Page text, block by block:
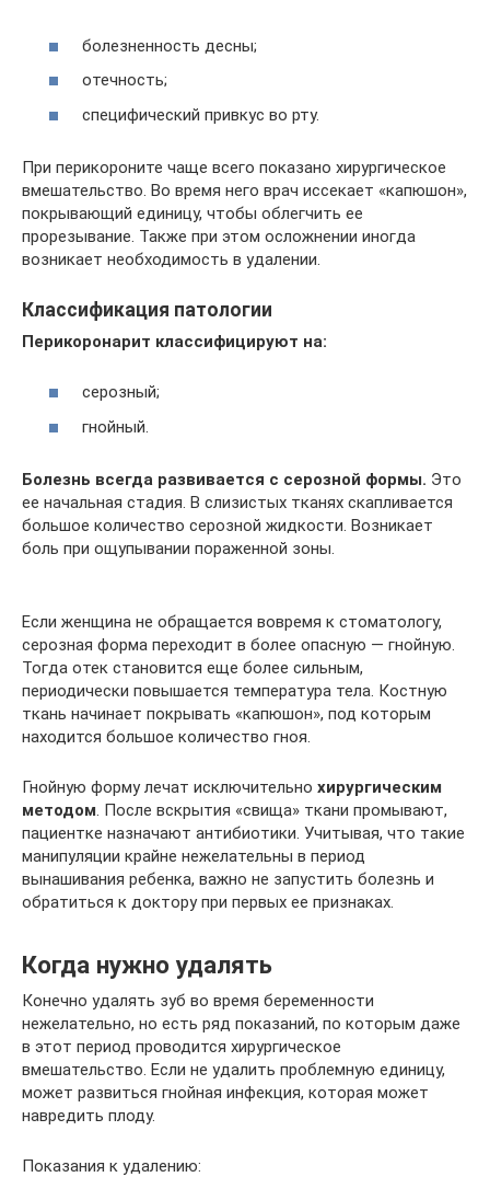
болезненность десны;
отечность;
специфический привкус во рту.
При перикороните чаще всего показано хирургическое
вмешательство. Во время него врач иссекает «капюшон»,
покрывающий единицу, чтобы облегчить ее
прорезывание. Также при этом осложнении иногда
возникает необходимость в удалении.
Классификация патологии
Перикоронарит классифицируют на:
серозный;
гнойный.
Болезнь всегда развивается с серозной формы. Это
ее начальная стадия. В слизистых тканях скапливается
большое количество серозной жидкости. Возникает
боль при ощупывании пораженной зоны.
Если женщина не обращается вовремя к стоматологу,
серозная форма переходит в более опасную — гнойную.
Тогда отек становится еще более сильным,
периодически повышается температура тела. Костную
ткань начинает покрывать «капюшон», под которым
находится большое количество гноя.
Гнойную форму лечат исключительно хирургическим
методом. После вскрытия «свища» ткани промывают,
пациентке назначают антибиотики. Учитывая, что такие
манипуляции крайне нежелательны в период
вынашивания ребенка, важно не запустить болезнь и
обратиться к доктору при первых ее признаках.
Когда нужно удалять
Конечно удалять зуб во время беременности
нежелательно, но есть ряд показаний, по которым даже
в этот период проводится хирургическое
вмешательство. Если не удалить проблемную единицу,
может развиться гнойная инфекция, которая может
навредить плоду.
Показания к удалению: